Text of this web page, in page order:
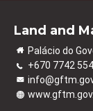
Land and
Palácio do
+670 7742